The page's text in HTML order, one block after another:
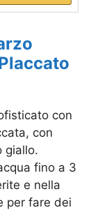
con
con
giallo.
fino a 3
e nella
per fare dei